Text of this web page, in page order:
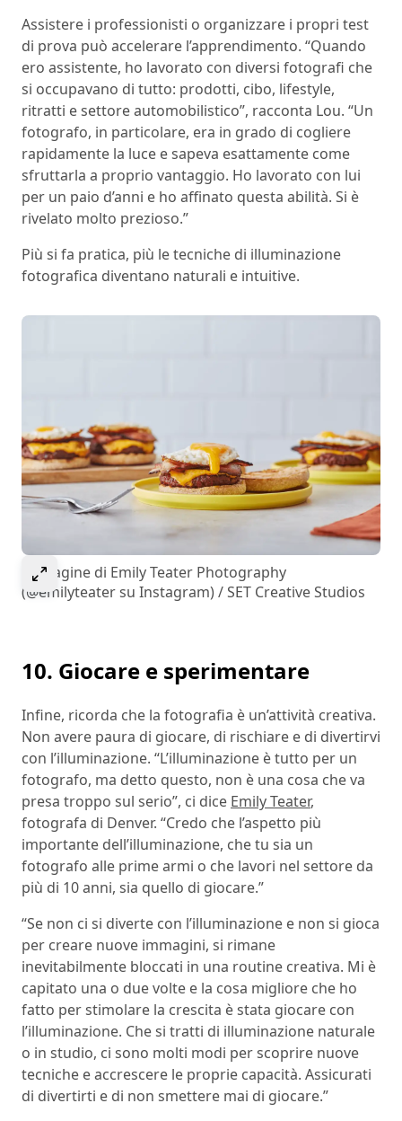
Assistere i professionisti o organizzare i propri test
di prova può accelerare l’apprendimento. “Quando
ero assistente, ho lavorato con diversi fotografi che
si occupavano di tutto: prodotti, cibo, lifestyle,
ritratti e settore automobilistico”, racconta Lou. “Un
fotografo, in particolare, era in grado di cogliere
rapidamente la luce e sapeva esattamente come
sfruttarla a proprio vantaggio. Ho lavorato con lui
per un paio d’anni e ho affinato questa abilità. Si è
rivelato molto prezioso.”
Più si fa pratica, più le tecniche di illuminazione
fotografica diventano naturali e intuitive.
Select to expand image
Immagine di Emily Teater Photography
(@emilyteater su Instagram) / SET Creative Studios
10. Giocare e sperimentare
Infine, ricorda che la fotografia è un’attività creativa.
Non avere paura di giocare, di rischiare e di divertirvi
con l’illuminazione. “L’illuminazione è tutto per un
fotografo, ma detto questo, non è una cosa che va
presa troppo sul serio”, ci dice Emily Teater,
fotografa di Denver. “Credo che l’aspetto più
importante dell’illuminazione, che tu sia un
fotografo alle prime armi o che lavori nel settore da
più di 10 anni, sia quello di giocare.”
“Se non ci si diverte con l’illuminazione e non si gioca
per creare nuove immagini, si rimane
inevitabilmente bloccati in una routine creativa. Mi è
capitato una o due volte e la cosa migliore che ho
fatto per stimolare la crescita è stata giocare con
l’illuminazione. Che si tratti di illuminazione naturale
o in studio, ci sono molti modi per scoprire nuove
tecniche e accrescere le proprie capacità. Assicurati
di divertirti e di non smettere mai di giocare.”